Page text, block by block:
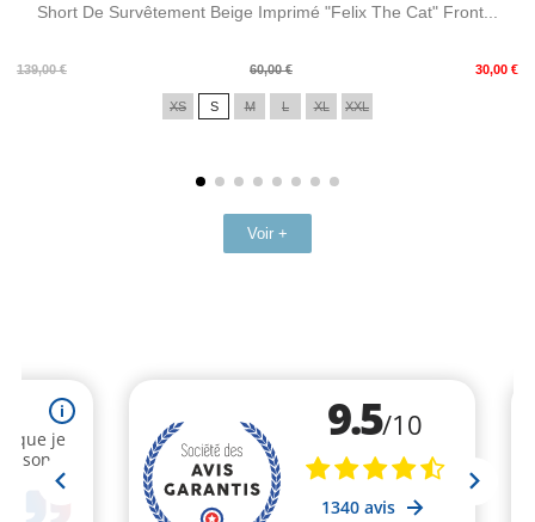
Short De Survêtement Beige Imprimé "Felix The Cat" Front...
139,00 €
Prix
60,00 € 30,00 €
Prix
XS S M L XL XXL
Voir +